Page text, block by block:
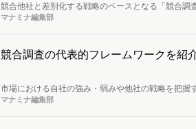
競合他社と差別化する戦略のベースとなる「競合調
略などを把握する必要があります。この記事では
マナミナ編集部
競合調査の代表的フレームワークを紹
市場における自社の強み・弱みや他社の戦略を把握
るフレームワークは、3C分析・SWOT分析・ファ
マナミナ編集部